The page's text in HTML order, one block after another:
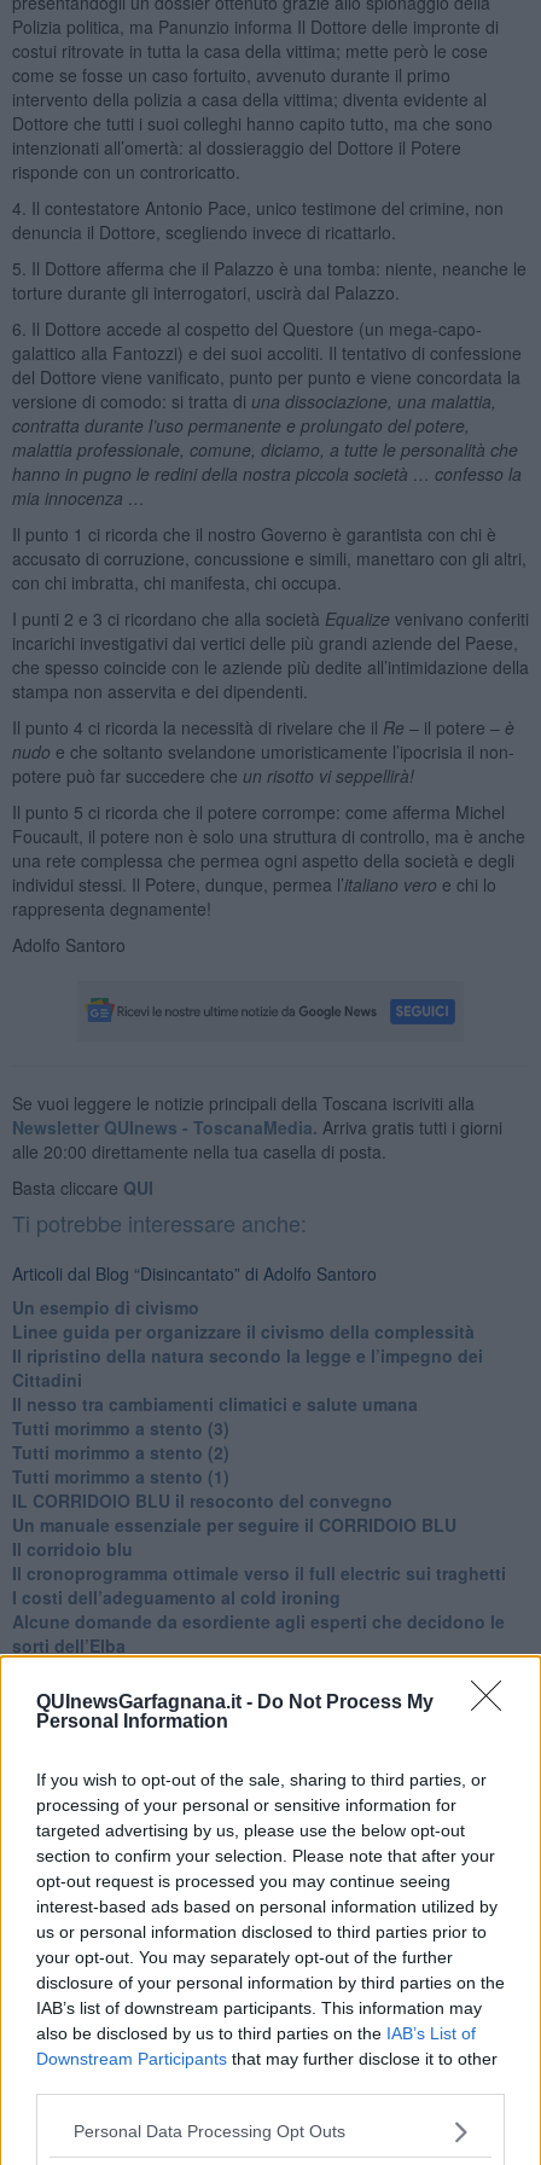
QUInewsGarfagnana.it - Do Not Process My
Personal Information
If you wish to opt-out of the sale, sharing to third parties, or
processing of your personal or sensitive information for
targeted advertising by us, please use the below opt-out
section to confirm your selection. Please note that after your
opt-out request is processed you may continue seeing
interest-based ads based on personal information utilized by
us or personal information disclosed to third parties prior to
your opt-out. You may separately opt-out of the further
disclosure of your personal information by third parties on the
IAB’s list of downstream participants. This information may
also be disclosed by us to third parties on the IAB’s List of
Downstream Participants that may further disclose it to other
Personal Data Processing Opt Outs
Polizia politica, ma Panunzio informa Il Dottore delle impronte di
costui ritrovate in tutta la casa della vittima; mette però le cose
come se fosse un caso fortuito, avvenuto durante il primo
intervento della polizia a casa della vittima; diventa evidente al
Dottore che tutti i suoi colleghi hanno capito tutto, ma che sono
intenzionati all’omertà: al dossieraggio del Dottore il Potere
risponde con un controricatto.
4. Il contestatore Antonio Pace, unico testimone del crimine, non
denuncia il Dottore, scegliendo invece di ricattarlo.
5. Il Dottore afferma che il Palazzo è una tomba: niente, neanche le
torture durante gli interrogatori, uscirà dal Palazzo.
6. Il Dottore accede al cospetto del Questore (un mega-capo-
galattico alla Fantozzi) e dei suoi accoliti. Il tentativo di confessione
del Dottore viene vanificato, punto per punto e viene concordata la
versione di comodo: si tratta di una dissociazione, una malattia,
contratta durante l’uso permanente e prolungato del potere,
malattia professionale, comune, diciamo, a tutte le personalità che
hanno in pugno le redini della nostra piccola società … confesso la
mia innocenza …
Il punto 1 ci ricorda che il nostro Governo è garantista con chi è
accusato di corruzione, concussione e simili, manettaro con gli altri,
con chi imbratta, chi manifesta, chi occupa.
I punti 2 e 3 ci ricordano che alla società Equalize venivano conferiti
incarichi investigativi dai vertici delle più grandi aziende del Paese,
che spesso coincide con le aziende più dedite all’intimidazione della
stampa non asservita e dei dipendenti.
Il punto 4 ci ricorda la necessità di rivelare che il Re – il potere – è
nudo e che soltanto svelandone umoristicamente l’ipocrisia il non-
potere può far succedere che un risotto vi seppellirà!
Il punto 5 ci ricorda che il potere corrompe: come afferma Michel
Foucault, il potere non è solo una struttura di controllo, ma è anche
una rete complessa che permea ogni aspetto della società e degli
individui stessi. Il Potere, dunque, permea l’italiano vero e chi lo
rappresenta degnamente!
Adolfo Santoro
Se vuoi leggere le notizie principali della Toscana iscriviti alla
Newsletter QUInews - ToscanaMedia. Arriva gratis tutti i giorni
alle 20:00 direttamente nella tua casella di posta.
Basta cliccare QUI
Ti potrebbe interessare anche:
Articoli dal Blog “Disincantato” di Adolfo Santoro
​Un esempio di civismo
​Linee guida per organizzare il civismo della complessità
​Il ripristino della natura secondo la legge e l’impegno dei
Cittadini
Il nesso tra cambiamenti climatici e salute umana
Tutti morimmo a stento (3)
Tutti morimmo a stento (2)
​Tutti morimmo a stento (1)
IL CORRIDOIO BLU il resoconto del convegno
Un manuale essenziale per seguire il CORRIDOIO BLU
Il corridoio blu
​Il cronoprogramma ottimale verso il full electric sui traghetti
​I costi dell’adeguamento al cold ironing
Alcune domande da esordiente agli esperti che decidono le
sorti dell’Elba
​La Scienza dei Cittadini e i Cittadini per l’Aria
Trump e le sue guerre contro i deboli e contro la terra
​Date loro l’Oscar al posto del Nobel per la Pace
L'umanizzazione dell'economia e della politica
​Dopo il diluvio dei NO: un patto intergenerazionale
​Un grandioso NO ai falchi teocratici e ai loro vassalli
La religione è la cocaina dei potenti
Donald e Bibi confinati nell’isola di St James?
L’italiano vero e la paura che al referendum vinca il No
​Complottismo o capitalismo globale?
​Ma, contessa, non si vergogna a continuare a guardare San
Scemo?
​Io non mi fiderei di chi promuove o consuma i riti collettivi
Esportazioni Usa: da democrazia a guerra civile
​Il Wild West di Trump
​La depressione infantile di Roger Waters e la propaganda di